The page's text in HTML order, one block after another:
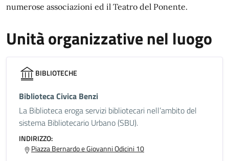
numerose associazioni ed il Teatro del Ponente.
Unità organizzative nel luogo
BIBLIOTECHE
Biblioteca Civica Benzi
La Biblioteca eroga servizi bibliotecari nell’ambito del
sistema Bibliotecario Urbano (SBU).
INDIRIZZO:
Piazza Bernardo e Giovanni Odicini 10